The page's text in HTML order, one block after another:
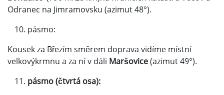
Odranec na Jimramovsku (azimut 48°).
pásmo:
Kousek za Březím směrem doprava vidíme místní
velkovýkrmnu a za ní v dáli Maršovice(azimut 49°).
pásmo (čtvrtá osa):